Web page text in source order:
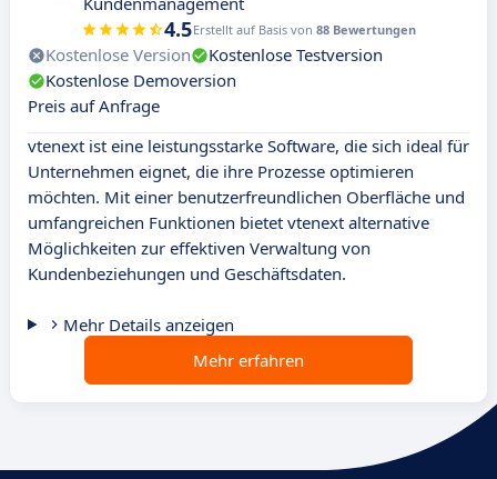
4.5Erstellt auf Basis von 88 Bewertungen
Kostenlose Version
Kostenlose Testversion
Kostenlose Demoversion
Preis auf Anfrage
vtenext ist eine leistungsstarke Software, die sich ideal für
Unternehmen eignet, die ihre Prozesse optimieren
möchten. Mit einer benutzerfreundlichen Oberfläche und
umfangreichen Funktionen bietet vtenext alternative
Möglichkeiten zur effektiven Verwaltung von
Kundenbeziehungen und Geschäftsdaten.
Mehr Details anzeigen
Mehr erfahren